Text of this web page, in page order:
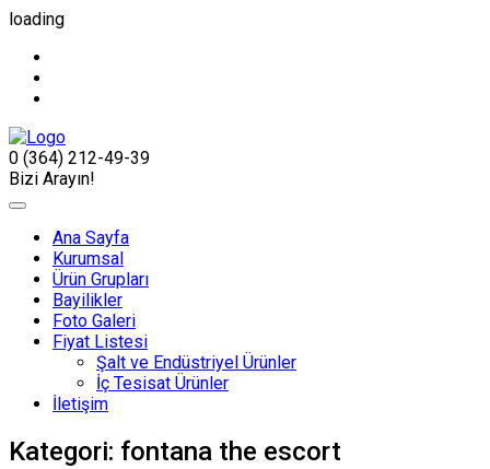
loading
0 (364) 212-49-39
Bizi Arayın!
Ana Sayfa
Kurumsal
Ürün Grupları
Bayilikler
Foto Galeri
Fiyat Listesi
Şalt ve Endüstriyel Ürünler
İç Tesisat Ürünler
İletişim
Kategori: fontana the escort